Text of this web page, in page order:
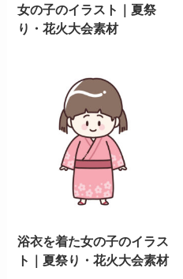
女の子のイラスト｜夏祭
り・花火大会素材
浴衣を着た女の子のイラス
ト｜夏祭り・花火大会素材